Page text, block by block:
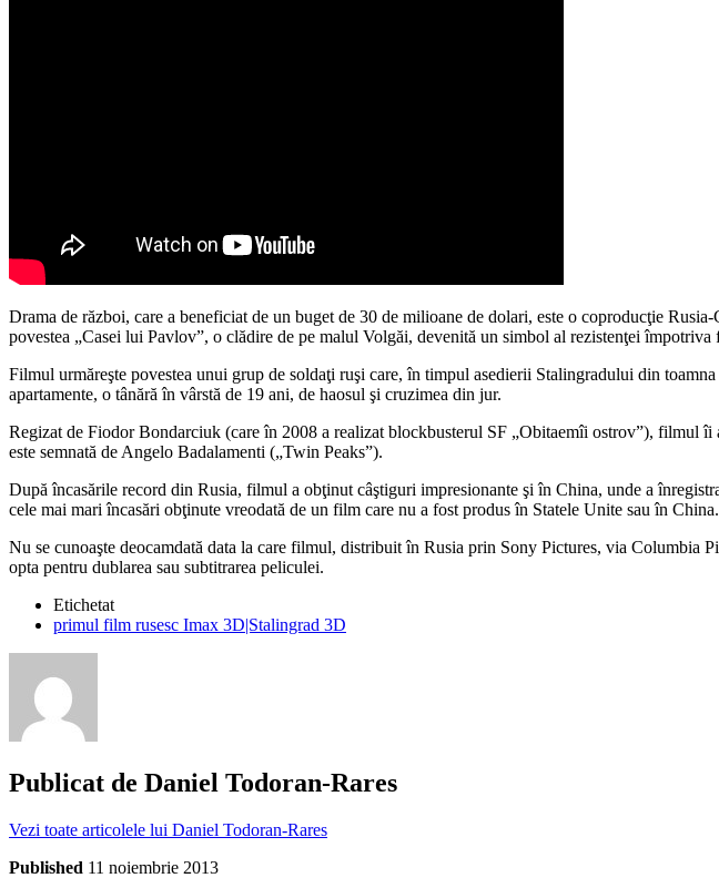
Drama de război, care a beneficiat de un buget de 30 de milioane de dolari, este o coproducţie
povestea „Casei lui Pavlov”, o clădire de pe malul Volgăi, devenită un simbol al rezistenţei
Filmul urmăreşte povestea unui grup de soldaţi ruşi care, în timpul asedierii Stalingradului din
apartamente, o tânără în vârstă de 19 ani, de haosul şi cruzimea din jur.
Regizat de Fiodor Bondarciuk (care în 2008 a realizat blockbusterul SF „Obitaemîi ostrov”), filmul
este semnată de Angelo Badalamenti („Twin Peaks”).
După încasările record din Rusia, filmul a obţinut câştiguri impresionante şi în China, unde a
cele mai mari încasări obţinute vreodată de un film care nu a fost produs în Statele Unite sau în China.
Nu se cunoaşte deocamdată data la care filmul, distribuit în Rusia prin Sony Pictures, via
opta pentru dublarea sau subtitrarea peliculei.
Etichetat
primul film rusesc Imax 3D|Stalingrad 3D
Publicat de Daniel Todoran-Rares
Vezi toate articolele lui Daniel Todoran-Rares
Published 11 noiembrie 2013